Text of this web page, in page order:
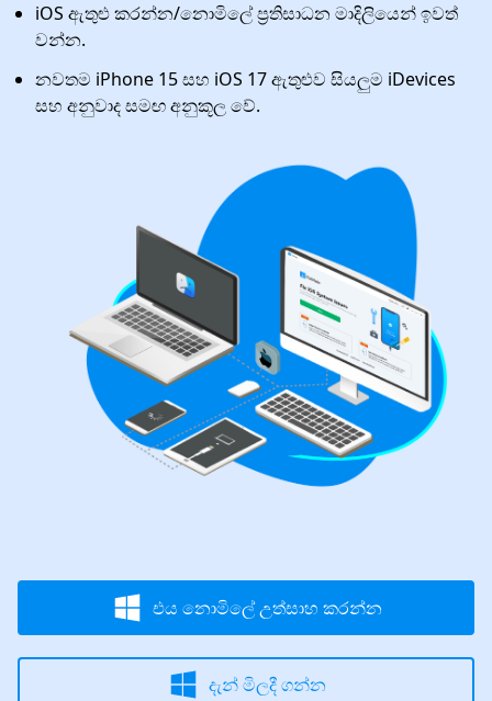
iOS ඇතුළු කරන්න/නොමිලේ ප්‍රතිසාධන මාදිලියෙන් ඉවත්
වන්න.
නවතම iPhone 15 සහ iOS 17 ඇතුළුව සියලුම iDevices
සහ අනුවාද සමඟ අනුකූල වේ.
එය නොමිලේ උත්සාහ කරන්න
දැන් මිලදී ගන්න